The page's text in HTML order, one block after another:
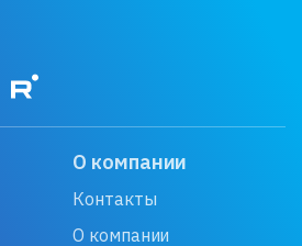
О компании
Контакты
О компании